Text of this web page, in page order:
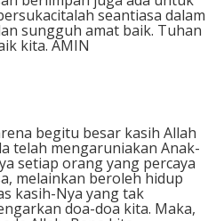
seantiasa dalam
sungguh amat baik. Tuhan
kita. AMIN
begitu besar kasih Allah
telah mengaruniakan Anak-
setiap orang yang percaya
melainkan beroleh hidup
kasih-Nya yang tak
doa-doa kita. Maka,